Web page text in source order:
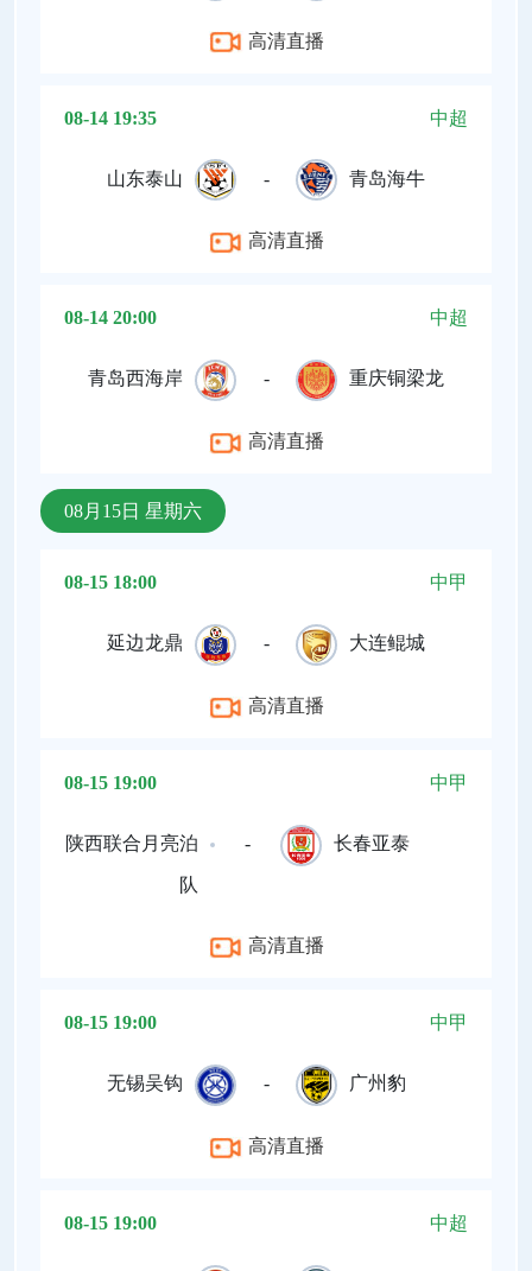
高清直播
08-14 19:35 中超
山东泰山 - 青岛海牛
高清直播
08-14 20:00 中超
青岛西海岸 - 重庆铜梁龙
高清直播
08月15日 星期六
08-15 18:00 中甲
延边龙鼎 - 大连鲲城
高清直播
08-15 19:00 中甲
陕西联合月亮泊
队
- 长春亚泰
高清直播
08-15 19:00 中甲
无锡吴钩 - 广州豹
高清直播
08-15 19:00 中超